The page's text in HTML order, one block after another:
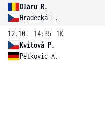
Olaru R.
Hradecká L.
12.10.
14:35
1K
Kvitová P.
Petkovic A.